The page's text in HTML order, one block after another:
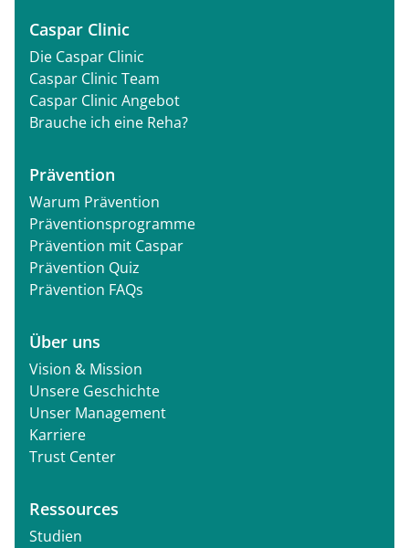
Caspar Clinic
Die Caspar Clinic
Caspar Clinic Team
Caspar Clinic Angebot
Brauche ich eine Reha?
Prävention
Warum Prävention
Präventionsprogramme
Prävention mit Caspar
Prävention Quiz
Prävention FAQs
Über uns
Vision & Mission
Unsere Geschichte
Unser Management
Karriere
Trust Center
Ressources
Studien